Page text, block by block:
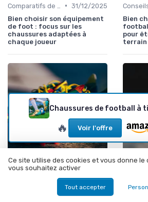
• 31/12/2025
Bien choisir son équipement
de foot : focus sur les
chaussures adaptées à
chaque joueur
Bien
pour
terrain
Guides d'Achat et Conseils •
30/12/2025
Les accessoires essentiels
Tout
Chaussures de football à
🔥 Voir l'offre
Ce site utilise des cookies et vous donne le
vous souhaitez activer
Tout accepter